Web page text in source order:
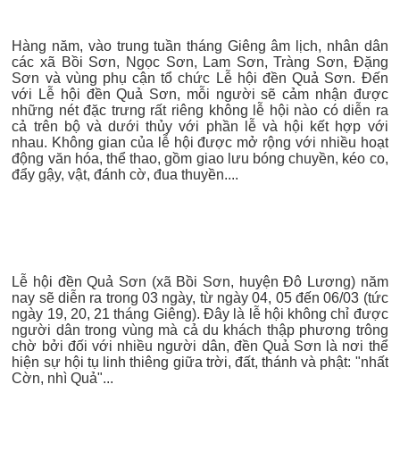
Hàng năm, vào trung tuần tháng Giêng âm lịch, nhân dân
các xã Bồi Sơn, Ngọc Sơn, Lam Sơn, Tràng Sơn, Đặng
Sơn và vùng phụ cận tổ chức Lễ hội đền Quả Sơn. Đến
với Lễ hội đền Quả Sơn, mỗi người sẽ cảm nhận được
những nét đặc trưng rất riêng không lễ hội nào có diễn ra
cả trên bộ và dưới thủy với phần lễ và hội kết hợp với
nhau. Không gian của lễ hội được mở rộng với nhiều hoạt
động văn hóa, thể thao, gồm giao lưu bóng chuyền, kéo co,
đẩy gậy, vật, đánh cờ, đua thuyền....
Lễ hội đền Quả Sơn (xã Bồi Sơn, huyện Đô Lương) năm
nay sẽ diễn ra trong 03 ngày, từ ngày 04, 05 đến 06/03 (tức
ngày 19, 20, 21 tháng Giêng). Đây là lễ hội không chỉ được
người dân trong vùng mà cả du khách thập phương trông
chờ bởi đối với nhiều người dân, đền Quả Sơn là nơi thể
hiện sự hội tụ linh thiêng giữa trời, đất, thánh và phật: "nhất
Cờn, nhì Quả"...